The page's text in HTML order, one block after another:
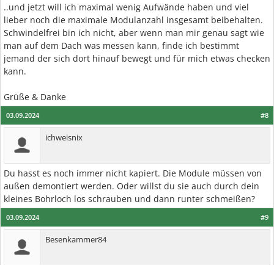
..und jetzt will ich maximal wenig Aufwände haben und viel
lieber noch die maximale Modulanzahl insgesamt beibehalten.
Schwindelfrei bin ich nicht, aber wenn man mir genau sagt wie
man auf dem Dach was messen kann, finde ich bestimmt
jemand der sich dort hinauf bewegt und für mich etwas checken
kann.
Grüße & Danke
#8
03.09.2024
ichweisnix
Du hasst es noch immer nicht kapiert. Die Module müssen von
außen demontiert werden. Oder willst du sie auch durch dein
kleines Bohrloch los schrauben und dann runter schmeißen?
#9
03.09.2024
Besenkammer84